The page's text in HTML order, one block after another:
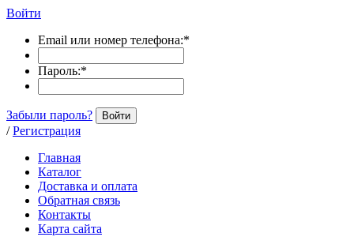
Войти
Email или номер телефона:*
Пароль:*
Забыли пароль? Войти
/ Регистрация
Главная
Каталог
Доставка и оплата
Обратная связь
Контакты
Карта сайта